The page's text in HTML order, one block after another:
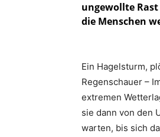
ungewollte
die Menschen
Ein Hagelsturm,
Regenschauer –
extremen
sie dann von den
warten, bis sich